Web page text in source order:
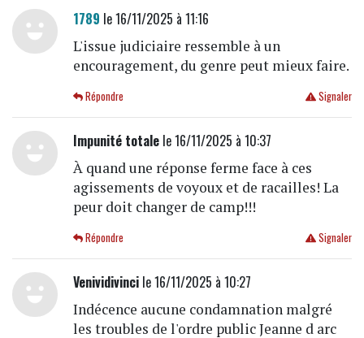
1789 le 16/11/2025 à 11:16
L'issue judiciaire ressemble à un
encouragement, du genre peut mieux faire.
Signaler
Répondre
Impunité totalele 16/11/2025 à 10:37
À quand une réponse ferme face à ces
agissements de voyoux et de racailles! La
peur doit changer de camp!!!
Signaler
Répondre
Venividivincile 16/11/2025 à 10:27
Indécence aucune condamnation malgré
les troubles de l'ordre public Jeanne d arc